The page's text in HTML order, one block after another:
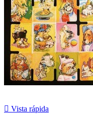
 Vista rápida